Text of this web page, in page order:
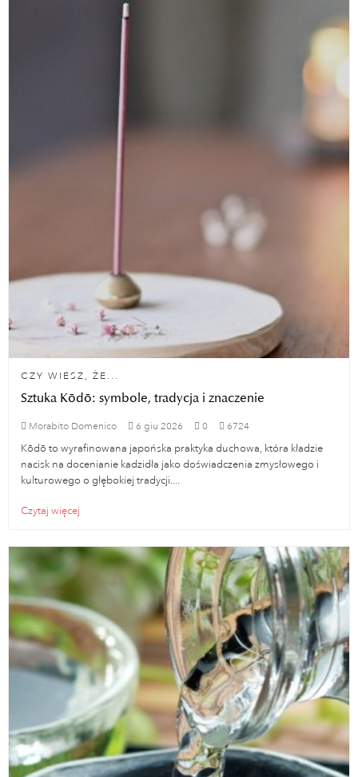
CZY WIESZ, ŻE...
Sztuka Kōdō: symbole, tradycja i znaczenie
Morabito Domenico 6 giu 2026 0 6724
Kōdō to wyrafinowana japońska praktyka duchowa, która kładzie
nacisk na docenianie kadzidła jako doświadczenia zmysłowego i
kulturowego o głębokiej tradycji....
Czytaj więcej